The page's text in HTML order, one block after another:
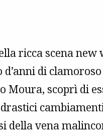
ricca scena new
di clamoroso
Moura, scoprì di
drastici
della vena